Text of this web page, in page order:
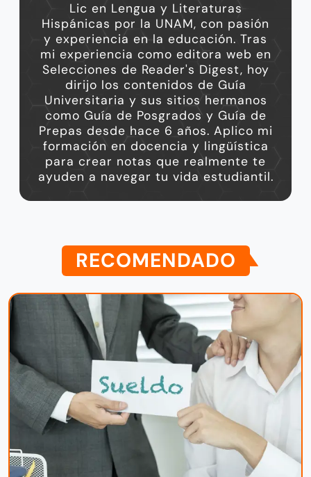
Lic en Lengua y Literaturas
Hispánicas por la UNAM, con pasión
y experiencia en la educación. Tras
mi experiencia como editora web en
Selecciones de Reader's Digest, hoy
dirijo los contenidos de Guía
Universitaria y sus sitios hermanos
como Guía de Posgrados y Guía de
Prepas desde hace 6 años. Aplico mi
formación en docencia y lingüística
para crear notas que realmente te
ayuden a navegar tu vida estudiantil.
RECOMENDADO